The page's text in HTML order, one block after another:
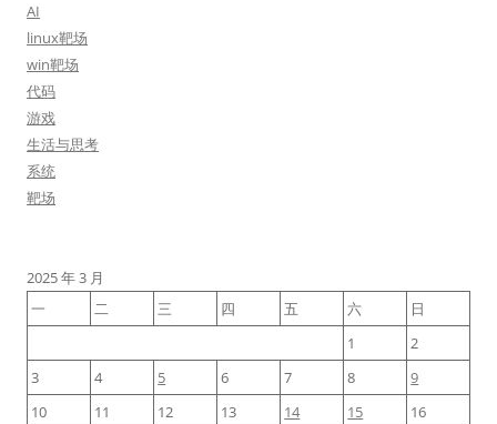
AI
linux靶场
win靶场
代码
游戏
生活与思考
系统
靶场
2025 年 3 月
一
二 三 四 五 六
日
1
2
3
4 5 6 7 8
9
10
11 12 13 14 15
16